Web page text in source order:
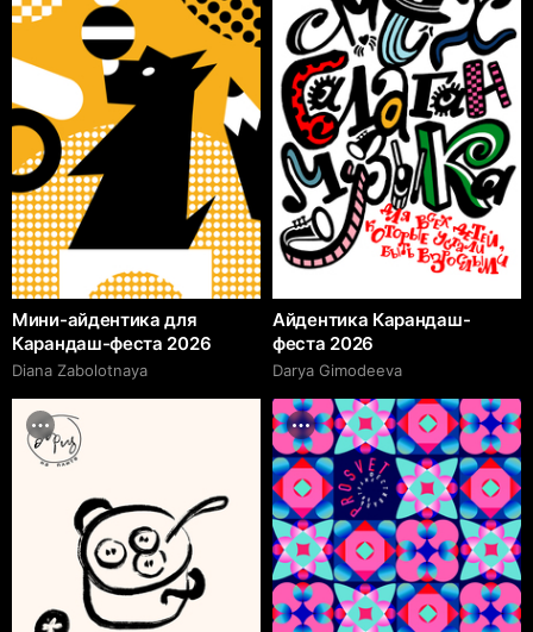
Мини-айдентика для
Карандаш-феста 2026
Diana Zabolotnaya
Айдентика Карандаш-
феста 2026
Darya Gimodeeva